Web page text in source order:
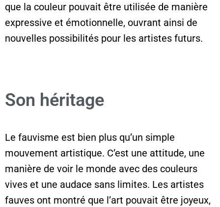
que la couleur pouvait être utilisée de manière
expressive et émotionnelle, ouvrant ainsi de
nouvelles possibilités pour les artistes futurs.
Son héritage
Le fauvisme est bien plus qu’un simple
mouvement artistique. C’est une attitude, une
manière de voir le monde avec des couleurs
vives et une audace sans limites. Les artistes
fauves ont montré que l’art pouvait être joyeux,